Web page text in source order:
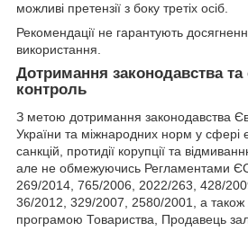
можливі претензії з боку третіх осіб.
Рекомендації не гарантують
використання.
Дотримання законодавства та
контроль
З метою дотримання законодавства
України та міжнародних норм у сфері
санкцій, протидії корупції та
але не обмежуючись Регламентами
269/2014, 765/2006, 2022/263, 428/
36/2012, 329/2007, 2580/2001, а також
програмою Товариства, Продавець